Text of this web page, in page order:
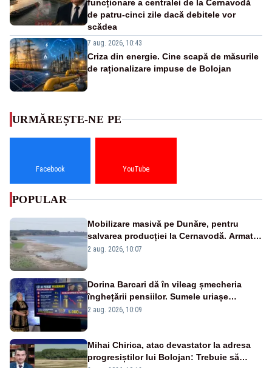
funcționare a centralei de la Cernavodă
de patru-cinci zile dacă debitele vor
scădea
7 aug. 2026, 10:43
Criza din energie. Cine scapă de măsurile
de raționalizare impuse de Bolojan
URMĂREȘTE-NE PE
Facebook YouTube
POPULAR
Mobilizare masivă pe Dunăre, pentru
salvarea producției la Cernavodă. Armata
va detona o stâncă și va devia apa
2 aug. 2026, 10:07
Dorina Barcari dă în vileag șmecheria
înghețării pensiilor. Sumele uriașe
pierdute de fiecare român
2 aug. 2026, 10:09
Mihai Chirica, atac devastator la adresa
progresiștilor lui Bolojan: Trebuie să